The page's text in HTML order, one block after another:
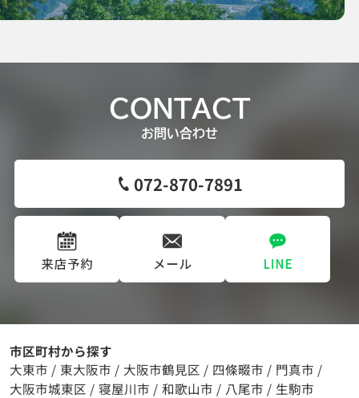
CONTACT
お問い合わせ
072-870-7891
市区町村から探す
大東市 / 東大阪市 / 大阪市鶴見区 / 四條畷市 / 門真市 /
大阪市城東区 / 寝屋川市 / 和歌山市 / 八尾市 / 生駒市